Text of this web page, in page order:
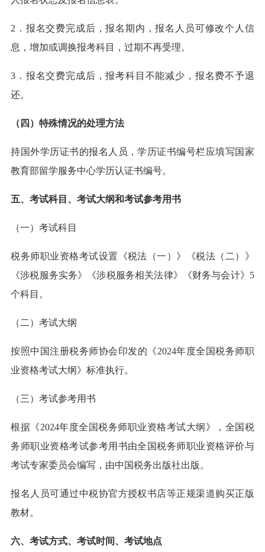
2．报名交费完成后，报名期内，报名人员可修改个人信
息，增加或调换报考科目，过期不再受理。
3．报名交费完成后，报考科目不能减少，报名费不予退
还。
（四）特殊情况的处理方法
持国外学历证书的报名人员，学历证书编号栏应填写国家
教育部留学服务中心学历认证书编号。
五、考试科目、考试大纲和考试参考用书
（一）考试科目
税务师职业资格考试设置《税法（一）》《税法（二）》
《涉税服务实务》《涉税服务相关法律》《财务与会计》5
个科目。
（二）考试大纲
按照中国注册税务师协会印发的《2024年度全国税务师职
业资格考试大纲》标准执行。
（三）考试参考用书
根据《2024年度全国税务师职业资格考试大纲》，全国税
务师职业资格考试参考用书由全国税务师职业资格评价与
考试专家委员会编写，由中国税务出版社出版。
报名人员可通过中税协官方授权书店等正规渠道购买正版
教材。
六、考试方式、考试时间、考试地点